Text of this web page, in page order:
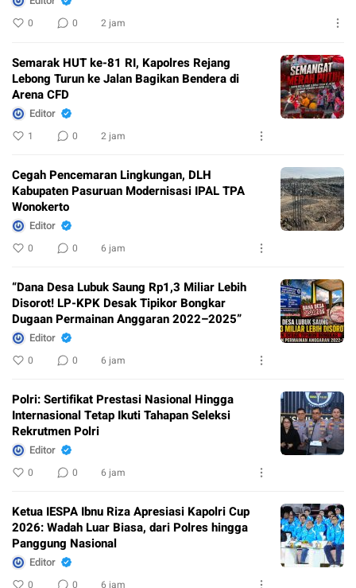
0 0 2 jam
Semarak HUT ke-81 RI, Kapolres Rejang
Lebong Turun ke Jalan Bagikan Bendera di
Arena CFD
Editor
1 0 2 jam
Cegah Pencemaran Lingkungan, DLH
Kabupaten Pasuruan Modernisasi IPAL TPA
Wonokerto
Editor
0 0 6 jam
“Dana Desa Lubuk Saung Rp1,3 Miliar Lebih
Disorot! LP-KPK Desak Tipikor Bongkar
Dugaan Permainan Anggaran 2022–2025”
Editor
0 0 6 jam
Polri: Sertifikat Prestasi Nasional Hingga
Internasional Tetap Ikuti Tahapan Seleksi
Rekrutmen Polri
Editor
0 0 6 jam
Ketua IESPA Ibnu Riza Apresiasi Kapolri Cup
2026: Wadah Luar Biasa, dari Polres hingga
Panggung Nasional
Editor
0 0 6 jam